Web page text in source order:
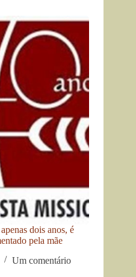
dois anos, é
pela mãe
Um comentário